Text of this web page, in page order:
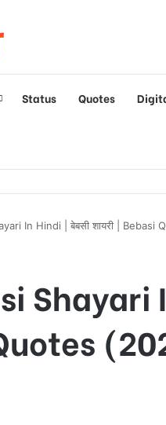
Status Quotes
In Hindi | बेबसी शायरी | Bebasi
Shayari